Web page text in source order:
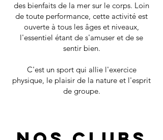
des bienfaits de la mer sur le corps. Loin
de toute performance, cette activité est
ouverte à tous les âges et niveaux,
l'essentiel étant de s'amuser et de se
sentir bien.
C'est un sport qui allie l'exercice
physique, le plaisir de la nature et l'esprit
de groupe.